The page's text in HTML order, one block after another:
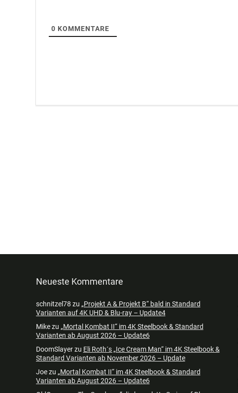
0 KOMMENTARE
Neueste Kommentare
schnitzel78 zu „Projekt A & Projekt B“ bald in Standard
Varianten auf 4K UHD & Blu-ray – Update4
Mikezu „Mortal Kombat II“ im 4K Steelbook & Standard
Varianten ab August 2026 – Update6
DoomSlayerzu Eli Roth´s „Ice Cream Man“ im 4K Steelbook &
Standard Varianten ab November 2026 – Update
Joezu „Mortal Kombat II“ im 4K Steelbook & Standard
Varianten ab August 2026 – Update6